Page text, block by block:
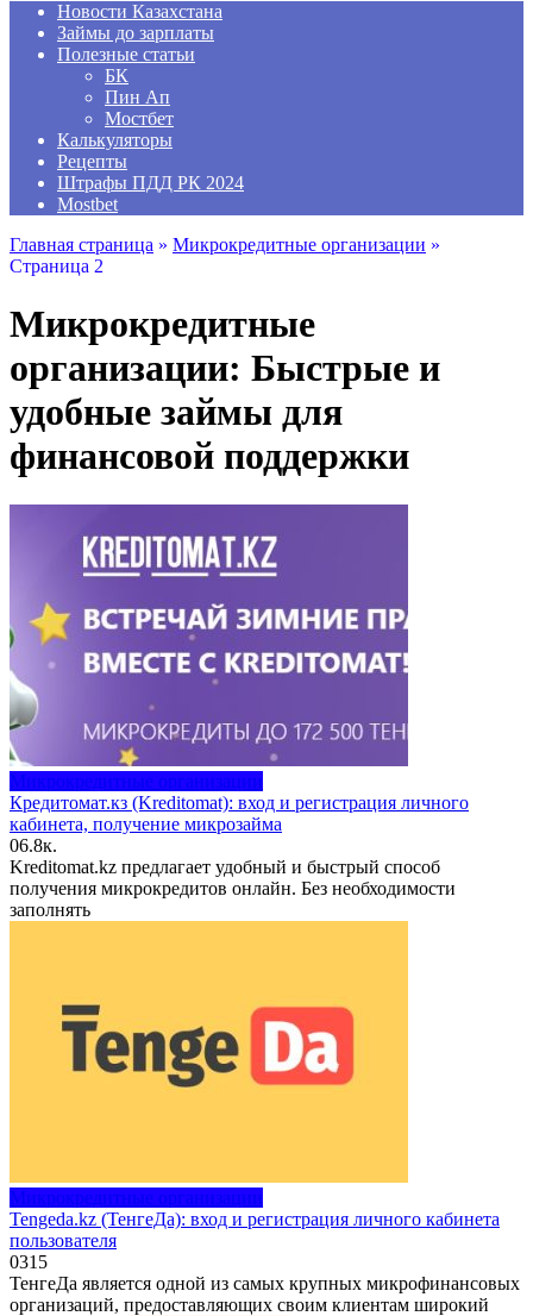
Новости Казахстана
Займы до зарплаты
Полезные статьи
БК
Пин Ап
Мостбет
Калькуляторы
Рецепты
Штрафы ПДД РК 2024
Mostbet
Главная страница » Микрокредитные организации »
Страница 2
Микрокредитные
организации: Быстрые и
удобные займы для
финансовой поддержки
Микрокредитные организации
Кредитомат.кз (Kreditomat): вход и регистрация личного
кабинета, получение микрозайма
06.8к.
Kreditomat.kz предлагает удобный и быстрый способ
получения микрокредитов онлайн. Без необходимости
заполнять
Микрокредитные организации
Tengeda.kz (ТенгеДа): вход и регистрация личного кабинета
пользователя
0315
ТенгеДа является одной из самых крупных микрофинансовых
организаций, предоставляющих своим клиентам широкий